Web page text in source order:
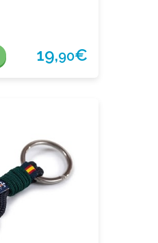
19,90€